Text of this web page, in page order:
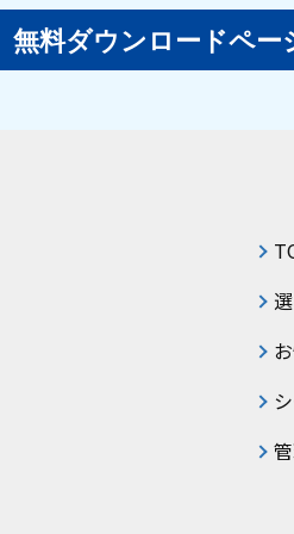
無料ダウンロードペー